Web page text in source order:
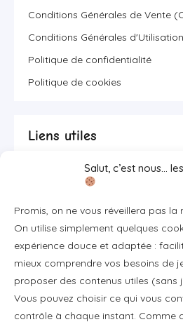
Salut, c’est nous…
Promis, on ne vous réveillera pas la
On utilise simplement quelques
expérience douce et adaptée :
mieux comprendre vos besoins de
proposer des contenus utiles (sans
Vous pouvez choisir ce qui vous
contrôle à chaque instant. Comme
Conditions Générales de Vente
Conditions Générales
Politique de confidentialité
Politique de cookies
Liens utiles
Se connecter/S'inscrire
Contact
Plan du site
Tous les articles